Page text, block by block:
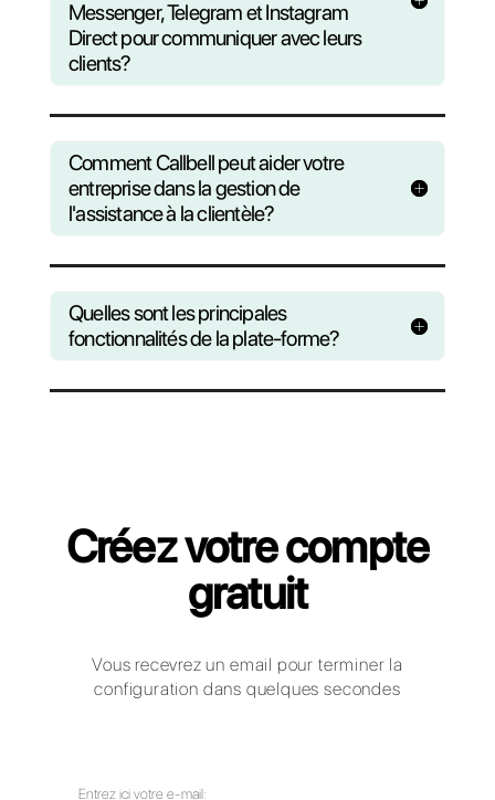
Questions?Découvrez
comment nous pouvons
votre entreprise
Consultez notre F.A.Q ou inscrivez-
vous à notre webinaire
hebdomadaire
Comment les enterprises du secteur
de l'éducation peuvent-elles utiliser
WhatsApp Business, Facebook
clients?